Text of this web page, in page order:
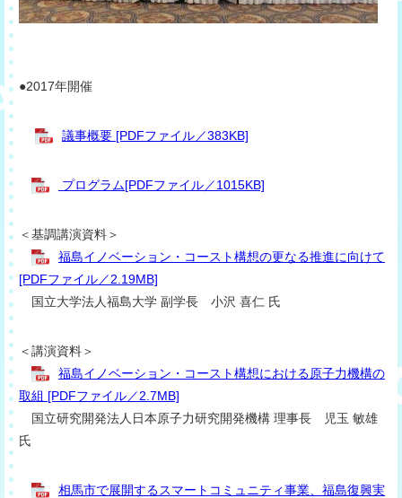
●2017年開催
議事概要 [PDFファイル／383KB]
プログラム[PDFファイル／1015KB]
＜基調講演資料＞
福島イノベーション・コースト構想の更なる推進に向けて
[PDFファイル／2.19MB]
国立大学法人福島大学 副学長 小沢 喜仁 氏
＜講演資料＞
福島イノベーション・コースト構想における原子力機構の
取組 [PDFファイル／2.7MB]
国立研究開発法人日本原子力研究開発機構 理事長 児玉 敏雄
氏
相馬市で展開するスマートコミュニティ事業、福島復興実